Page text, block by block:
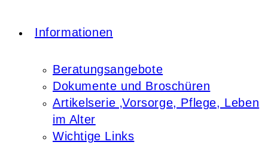
Informationen
Beratungsangebote
Dokumente und Broschüren
Artikelserie ‚Vorsorge, Pflege, Leben
im Alter
Wichtige Links